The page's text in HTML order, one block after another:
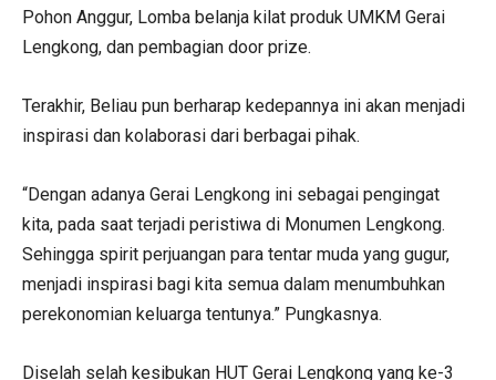
Pohon Anggur, Lomba belanja kilat produk UMKM Gerai
Lengkong, dan pembagian door prize.
Terakhir, Beliau pun berharap kedepannya ini akan menjadi
inspirasi dan kolaborasi dari berbagai pihak.
“Dengan adanya Gerai Lengkong ini sebagai pengingat
kita, pada saat terjadi peristiwa di Monumen Lengkong.
Sehingga spirit perjuangan para tentar muda yang gugur,
menjadi inspirasi bagi kita semua dalam menumbuhkan
perekonomian keluarga tentunya.” Pungkasnya.
Diselah selah kesibukan HUT Gerai Lengkong yang ke-3